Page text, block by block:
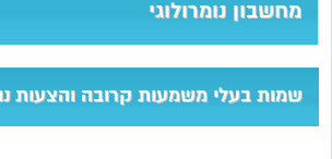
מחשבון נומרולוגי
שמות בעלי משמעות קרובה והצעות